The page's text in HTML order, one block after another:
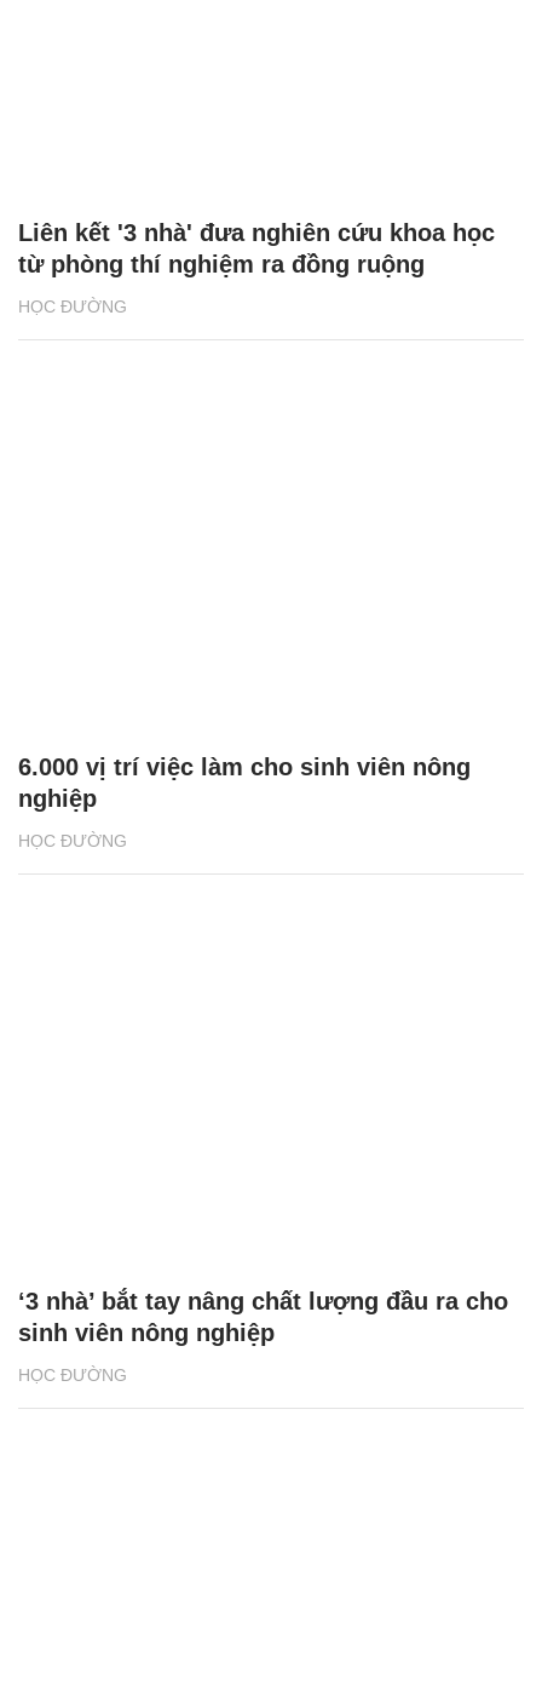
HỌC ĐƯỜNG
Liên kết '3 nhà' đưa nghiên cứu khoa học
từ phòng thí nghiệm ra đồng ruộng
HỌC ĐƯỜNG
6.000 vị trí việc làm cho sinh viên nông
nghiệp
HỌC ĐƯỜNG
‘3 nhà’ bắt tay nâng chất lượng đầu ra cho
sinh viên nông nghiệp